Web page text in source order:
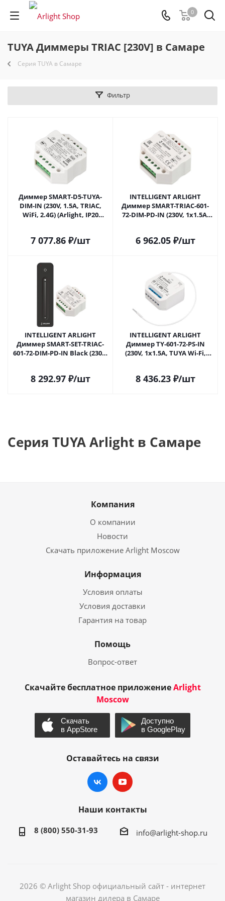
0
TUYA Диммеры TRIAC [230V] в Самаре
Серия TUYA в Самаре
Фильтр
Диммер SMART-D5-TUYA-
DIM-IN (230V, 1.5A, TRIAC,
WiFi, 2.4G) (Arlight, IP20
7 077.86₽/шт
INTELLIGENT ARLIGHT
Диммер SMART-TRIAC-601-
72-DIM-PD-IN (230V, 1x1.5A,
Самаре
6 962.05₽/шт
INTELLIGENT ARLIGHT
Диммер SMART-SET-TRIAC-
601-72-DIM-PD-IN Black (230V,
039331 в Самаре
8 292.97₽/шт
INTELLIGENT ARLIGHT
Диммер TY-601-72-PS-IN
(230V, 1x1.5A, TUYA Wi-Fi,
8 436.23₽/шт
Серия TUYA Arlight в Самаре
Компания
О компании
Новости
Скачать приложение Arlight Moscow
Информация
Условия оплаты
Условия доставки
Гарантия на товар
Помощь
Вопрос-ответ
Скачайте бесплатное приложениеArlight
Moscow
Оставайтесь на связи
Наши контакты
8 (800) 550-31-93 info@arlight-shop.ru
2026 © Arlight Shop официальный сайт - интернет
магазин дилера в Самаре